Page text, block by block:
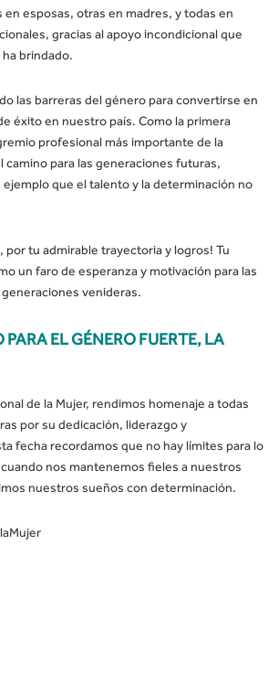
esposas, otras en madres, y todas en
gracias al apoyo incondicional que
brindado.
las barreras del género para convertirse en
éxito en nuestro país. Como la primera
profesional más importante de la
camino para las generaciones futuras,
que el talento y la determinación no
por tu admirable trayectoria y logros! Tu
un faro de esperanza y motivación para las
venideras.
PARA EL GÉNERO FUERTE, LA
de la Mujer, rendimos homenaje a todas
por su dedicación, liderazgo y
fecha recordamos que no hay límites para lo
nos mantenemos fieles a nuestros
nuestros sueños con determinación.